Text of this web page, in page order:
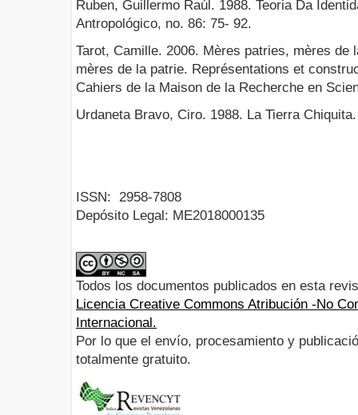
Ruben, Guillermo Raúl. 1988. Teoria Da
Antropológico, no. 86: 75- 92.
Tarot, Camille. 2006. Mères patries, mères de
mères de la patrie. Représentations et
Cahiers de la Maison de la Recherche en
Urdaneta Bravo, Ciro. 1988. La Tierra
ISSN: 2958-7808
Depósito Legal: ME2018000135
Todos los documentos publicados en esta
Licencia Creative Commons Atribución -No
Internacional.
Por lo que el envío, procesamiento y
totalmente gratuito.